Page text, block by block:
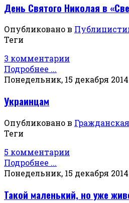
День Святого Николая в
Опубликовано в
Теги
3 комментарии
Подробнее ...
Понедельник, 15 декабря 2014
Украинцам
Опубликовано в
Теги
5 комментарии
Подробнее ...
Понедельник, 15 декабря 2014
Такой маленький, но уже